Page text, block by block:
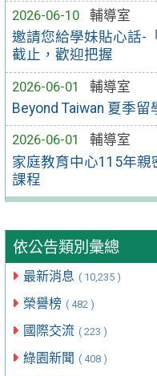
2026-06-10
輔導室
邀請您給學妹貼心話-
截止，歡迎把握
2026-06-01
輔導室
Beyond Taiwan 夏季
2026-06-01
輔導室
家庭教育中心115年親
課程
依公告類別彙總
最新消息 ( 10,235 )
榮譽榜 ( 482 )
國際交流 ( 223 )
綠園新聞 ( 408 )